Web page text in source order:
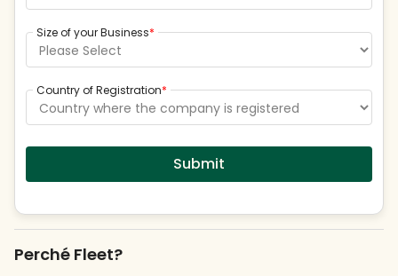
Size of your Business*
Country of Registration*
Perché Fleet?